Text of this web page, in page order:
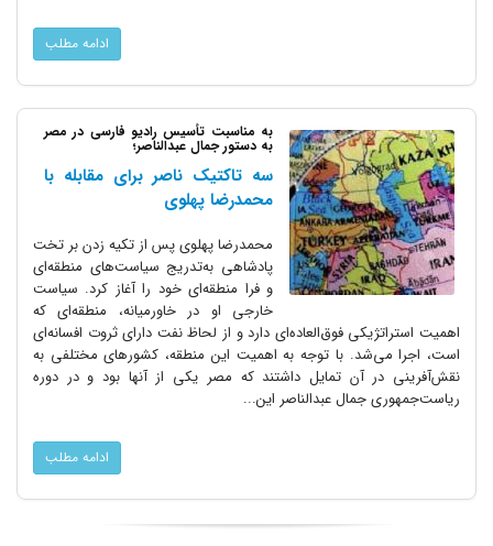
ادامه مطلب
به مناسبت تأسیس رادیو فارسی در مصر
به دستور جمال عبدالناصر؛
سه تاکتیک ناصر برای مقابله با
محمدرضا پهلوی
محمدرضا پهلوی پس از تکیه زدن بر تخت
پادشاهی به‌تدریج سیاست‌های منطقه‌ای
و فرا منطقه‌ای خود را آغاز کرد. سیاست
خارجی او در خاورمیانه، منطقه‌ای که
اهمیت استراتژیکی فوق‌العاده‌ای دارد و از لحاظ نفت دارای ثروت افسانه‌ای
است، اجرا می‌شد. با توجه به اهمیت این منطقه، کشورهای مختلفی به
نقش‌آفرینی در آن تمایل داشتند که مصر یکی از آنها بود و در دوره
ریاست‌جمهوری جمال عبدالناصر این...
ادامه مطلب